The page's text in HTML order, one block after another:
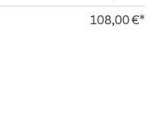
108,00 €*